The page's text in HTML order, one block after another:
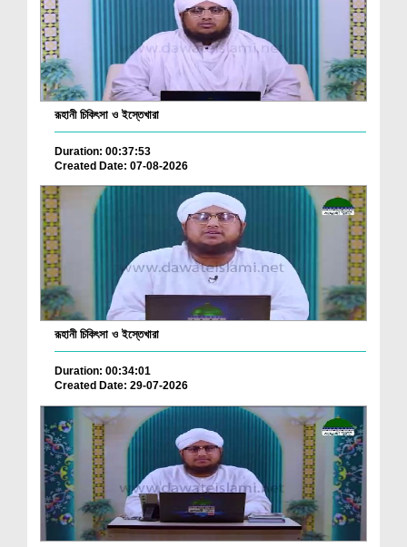
রূহানী চিকিৎসা ও ইস্তেখারা
Duration: 00:37:53
Created Date: 07-08-2026
রূহানী চিকিৎসা ও ইস্তেখারা
Duration: 00:34:01
Created Date: 29-07-2026